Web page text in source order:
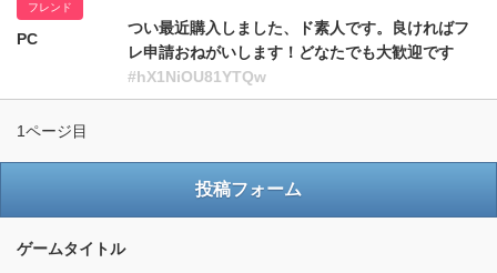
フレンド
PC
つい最近購入しました、ド素人です。良ければフ
レ申請おねがいします！どなたでも大歓迎です
#hX1NiOU81YTQw
1ページ目
投稿フォーム
ゲームタイトル